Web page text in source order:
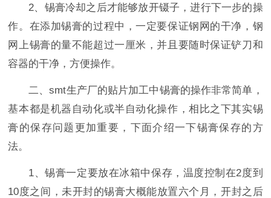
2、锡膏冷却之后才能够放开镊子，进行下一步的操
作。在添加锡膏的过程中，一定要保证钢网的干净，钢
网上锡膏的量不能超过一厘米，并且要随时保证铲刀和
容器的干净，方便操作。
二、smt生产厂的贴片加工中锡膏的操作非常简单，
基本都是机器自动化或半自动化操作，相比之下其实锡
膏的保存问题更加重要，下面介绍一下锡膏保存的方
法。
1、锡膏一定要放在冰箱中保存，温度控制在2度到
10度之间，未开封的锡膏大概能放置六个月，开封之后